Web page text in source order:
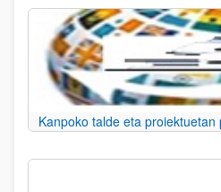
Kanpoko talde eta